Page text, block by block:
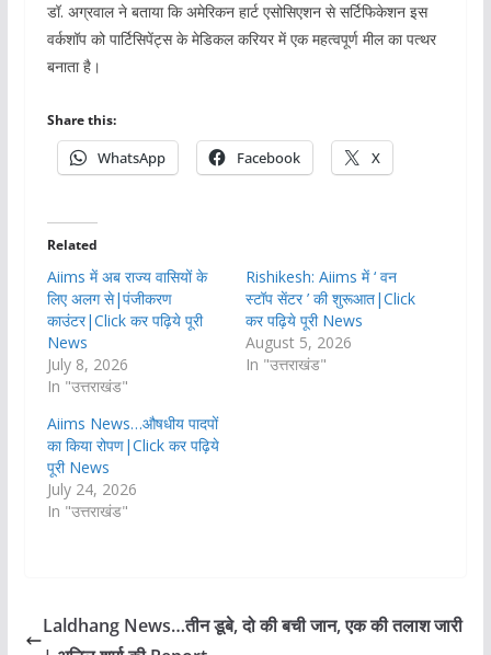
डॉ. अग्रवाल ने बताया कि अमेरिकन हार्ट एसोसिएशन से सर्टिफिकेशन इस
वर्कशॉप को पार्टिसिपेंट्स के मेडिकल करियर में एक महत्वपूर्ण मील का पत्थर
बनाता है।
Share this:
WhatsApp Facebook X
Related
Aiims में अब राज्य वासियों के
लिए अलग से|पंजीकरण
काउंटर|Click कर पढ़िये पूरी
News
July 8, 2026
In "उत्तराखंड"
Rishikesh: Aiims में ‘ वन
स्टॉप सेंटर ’ की शुरूआत|Click
कर पढ़िये पूरी News
August 5, 2026
In "उत्तराखंड"
Aiims News…औषधीय पादपों
का किया रोपण|Click कर पढ़िये
पूरी News
July 24, 2026
In "उत्तराखंड"
Laldhang News…तीन डूबे, दो की बची जान, एक की तलाश जारी